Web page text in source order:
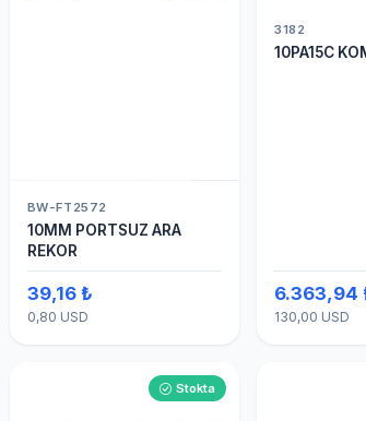
BW-FT2572
10MM PORTSUZ ARA
REKOR
39,16 ₺
0,80 USD
3182
10PA15C
6.363,94
130,00 USD
Stokta